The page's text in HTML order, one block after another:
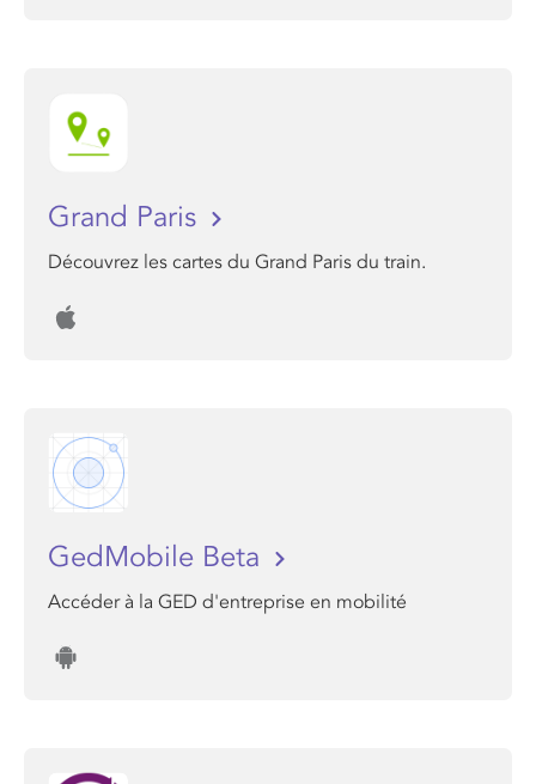
Grand Paris
Découvrez les cartes du Grand Paris du train.
GedMobile Beta
Accéder à la GED d'entreprise en mobilité